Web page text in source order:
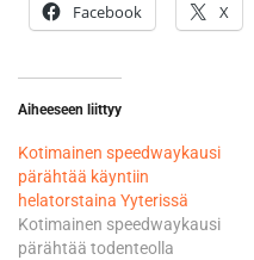
Facebook X
Aiheeseen liittyy
Kotimainen speedwaykausi
pärähtää käyntiin
helatorstaina Yyterissä
Kotimainen speedwaykausi
pärähtää todenteolla